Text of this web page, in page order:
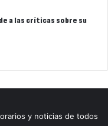
a las críticas sobre su
y noticias de todos